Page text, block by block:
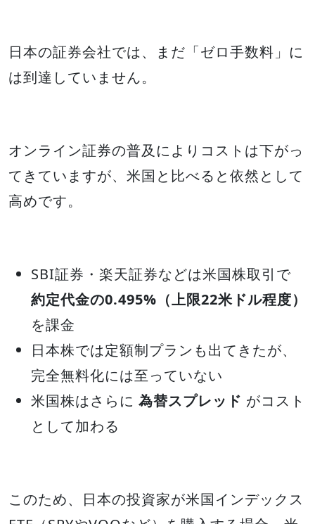
日本の証券会社では、まだ「ゼロ手数料」に
は到達していません。
オンライン証券の普及によりコストは下がっ
てきていますが、米国と比べると依然として
高めです。
SBI証券・楽天証券などは米国株取引で
約定代金の0.495%（上限22米ドル程度）
を課金
日本株では定額制プランも出てきたが、
完全無料化には至っていない
米国株はさらに 為替スプレッド がコスト
として加わる
このため、日本の投資家が米国インデックス